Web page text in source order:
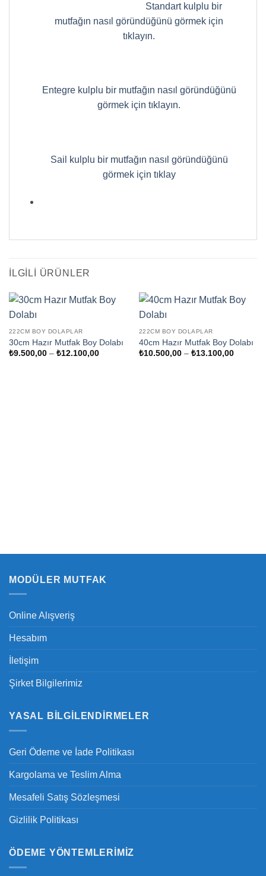
Standart kulplu bir
mutfağın nasıl göründüğünü görmek için
tıklayın.
Entegre kulplu bir mutfağın nasıl göründüğünü
görmek için tıklayın.
Sail kulplu bir mutfağın nasıl göründüğünü
görmek için tıklay
İLGILI ÜRÜNLER
222CM BOY DOLAPLAR
30cm Hazır Mutfak Boy Dolabı
₺9.500,00 – ₺12.100,00Fiyat
222CM BOY DOLAPLAR
40cm Hazır Mutfak Boy Dolabı
₺10.500,00 – ₺13.100,00Fiyat
MODÜLER MUTFAK
Online Alışveriş
Hesabım
İletişim
Şirket Bilgilerimiz
YASAL BILGILENDIRMELER
Geri Ödeme ve İade Politikası
Kargolama ve Teslim Alma
Mesafeli Satış Sözleşmesi
Gizlilik Politikası
ÖDEME YÖNTEMLERIMIZ